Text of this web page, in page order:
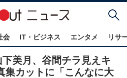
会 IT・ビジネス エンタメ リサ
下美月、谷間チラ見えキ
集カットに「こんなに大